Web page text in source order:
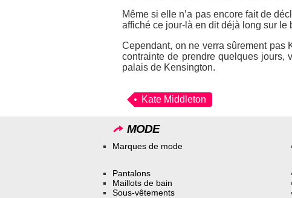
Même si elle n’a pas encore fait de
affiché ce jour-là en dit déjà long sur
Cependant, on ne verra sûrement pas
contrainte de prendre quelques jours,
palais de Kensington.
Kate Middleton
MODE
Marques de mode
Pantalons
Maillots de bain
Sous-vêtements